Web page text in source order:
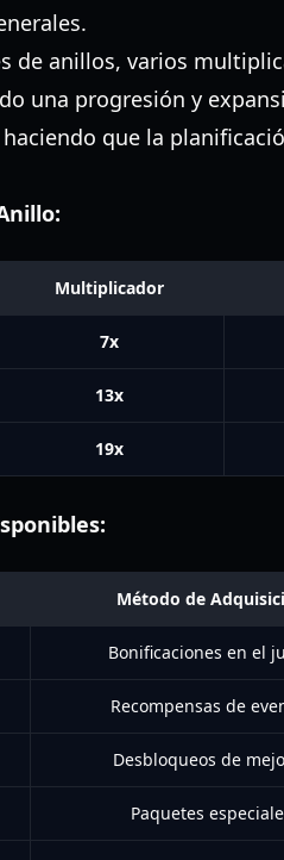
de anillos, varios
una progresión y
que la
Multiplicador
7x
13x
19x
Método de
Bonificaciones en el
Recompensas de
Desbloqueos de
Paquetes